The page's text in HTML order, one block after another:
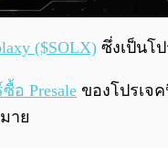
($SOLX) ซึ่งเป็นโ
อ Presale ของโปรเจ
าย